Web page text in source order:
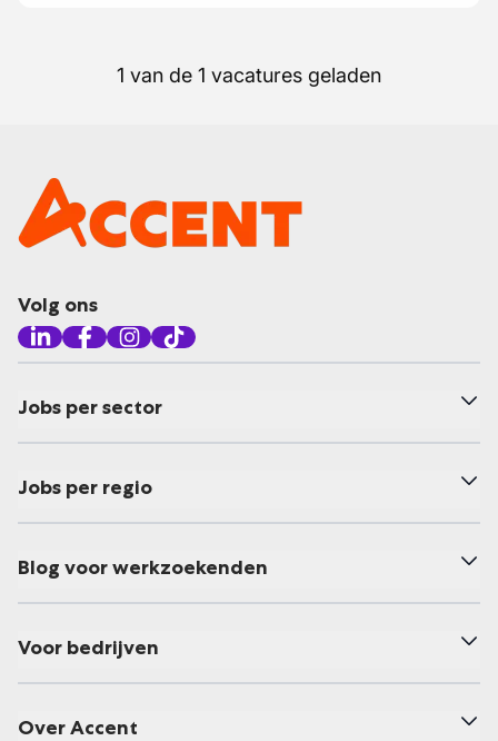
1 van de 1 vacatures geladen
Volg ons
Jobs per sector
Jobs per regio
Blog voor werkzoekenden
Voor bedrijven
Over Accent